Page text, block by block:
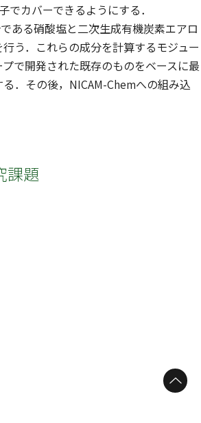
カバーできるようにする．
ある硝酸塩と二次生成有機炭素エアロ
う．これらの成分を計算するモジュー
で開発された既存のものをベースに最
．その後，NICAM-Chemへの組み込
課題
ページトップへ